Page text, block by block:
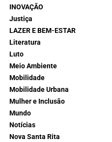
INOVAÇÃO
Justiça
LAZER E BEM-ESTAR
Literatura
Luto
Meio Ambiente
Mobilidade
Mobilidade Urbana
Mulher e Inclusão
Mundo
Notícias
Nova Santa Rita